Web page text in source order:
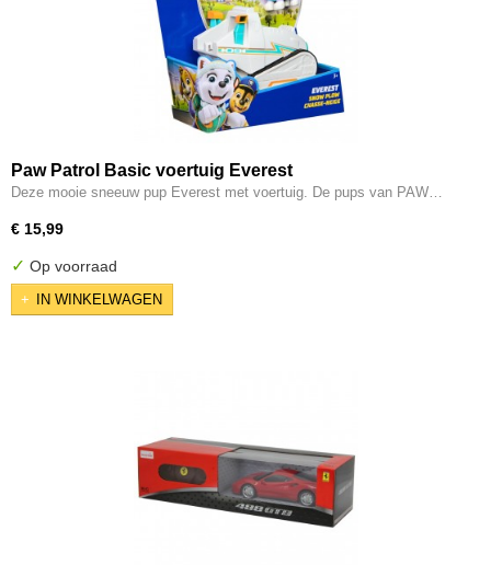
Paw Patrol Basic voertuig Everest
Deze mooie sneeuw pup Everest met voertuig. De pups van PAW…
€ 15,99
✓ Op voorraad
IN WINKELWAGEN